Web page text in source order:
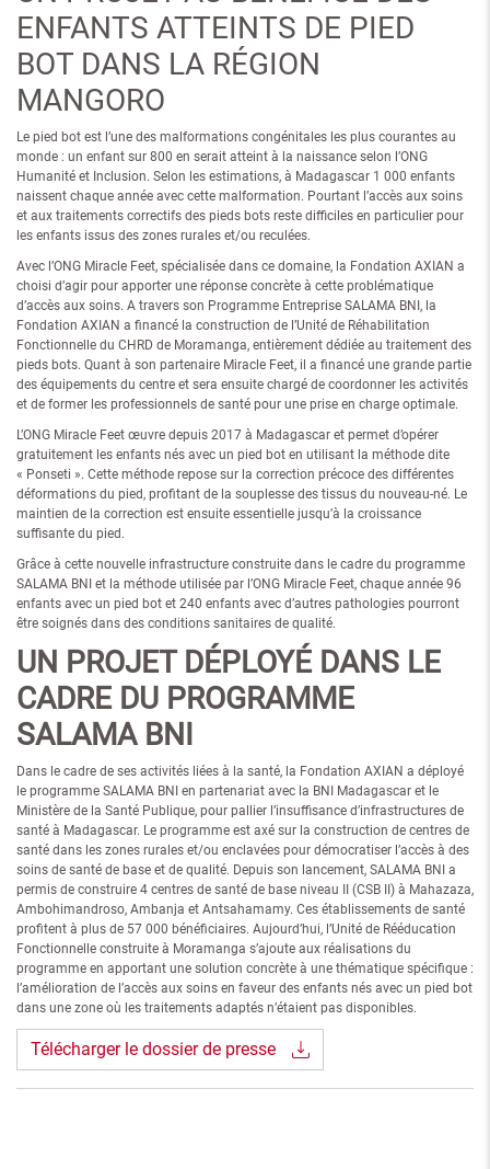
ENFANTS ATTEINTS DE PIED
BOT DANS LA RÉGION
MANGORO
Le pied bot est l’une des malformations congénitales les plus courantes au
monde : un enfant sur 800 en serait atteint à la naissance selon l’ONG
Humanité et Inclusion. Selon les estimations, à Madagascar 1 000 enfants
naissent chaque année avec cette malformation. Pourtant l’accès aux soins
et aux traitements correctifs des pieds bots reste difficiles en particulier pour
les enfants issus des zones rurales et/ou reculées.
Avec l’ONG Miracle Feet, spécialisée dans ce domaine, la Fondation AXIAN a
choisi d’agir pour apporter une réponse concrète à cette problématique
d’accès aux soins. A travers son Programme Entreprise SALAMA BNI, la
Fondation AXIAN a financé la construction de l’Unité de Réhabilitation
Fonctionnelle du CHRD de Moramanga, entièrement dédiée au traitement des
pieds bots. Quant à son partenaire Miracle Feet, il a financé une grande partie
des équipements du centre et sera ensuite chargé de coordonner les activités
et de former les professionnels de santé pour une prise en charge optimale.
L’ONG Miracle Feet œuvre depuis 2017 à Madagascar et permet d’opérer
gratuitement les enfants nés avec un pied bot en utilisant la méthode dite
« Ponseti ». Cette méthode repose sur la correction précoce des différentes
déformations du pied, profitant de la souplesse des tissus du nouveau-né. Le
maintien de la correction est ensuite essentielle jusqu’à la croissance
suffisante du pied.
Grâce à cette nouvelle infrastructure construite dans le cadre du programme
SALAMA BNI et la méthode utilisée par l’ONG Miracle Feet, chaque année 96
enfants avec un pied bot et 240 enfants avec d’autres pathologies pourront
être soignés dans des conditions sanitaires de qualité.
UN PROJET DÉPLOYÉ DANS LE
CADRE DU PROGRAMME
SALAMA BNI
Dans le cadre de ses activités liées à la santé, la Fondation AXIAN a déployé
le programme SALAMA BNI en partenariat avec la BNI Madagascar et le
Ministère de la Santé Publique, pour pallier l’insuffisance d’infrastructures de
santé à Madagascar. Le programme est axé sur la construction de centres de
santé dans les zones rurales et/ou enclavées pour démocratiser l’accès à des
soins de santé de base et de qualité. Depuis son lancement, SALAMA BNI a
permis de construire 4 centres de santé de base niveau II (CSB II) à Mahazaza,
Ambohimandroso, Ambanja et Antsahamamy. Ces établissements de santé
profitent à plus de 57 000 bénéficiaires. Aujourd’hui, l’Unité de Rééducation
Fonctionnelle construite à Moramanga s’ajoute aux réalisations du
programme en apportant une solution concrète à une thématique spécifique :
l’amélioration de l’accès aux soins en faveur des enfants nés avec un pied bot
dans une zone où les traitements adaptés n’étaient pas disponibles.
Télécharger le dossier de presse